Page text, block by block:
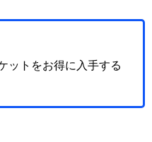
ットをお得に入手する